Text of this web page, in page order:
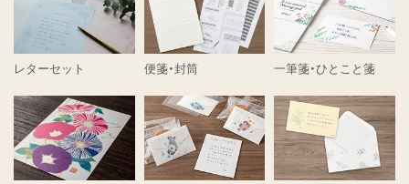
レターセット 便箋・封筒 一筆箋・ひとこと箋